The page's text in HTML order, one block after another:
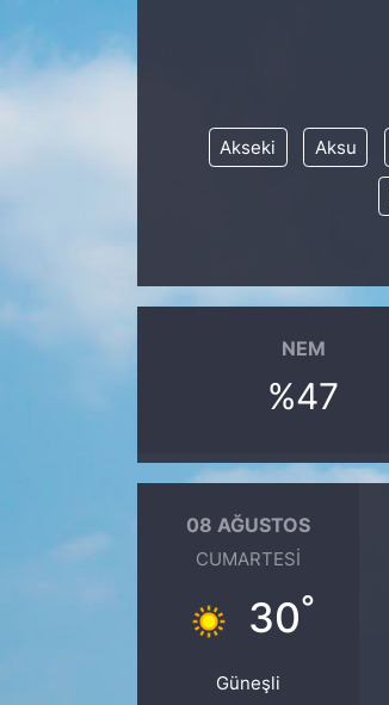
Akseki Aksu
NEM
%47
08 AĞUSTOS
CUMARTESI
30°
Güneşli
KÖŞE YAZILARI
KÜLTÜR SANAT
RÖPORTAJ
SARIYER HABERLERİ
SARIYER İMAR BARIŞI
SEKTÖR